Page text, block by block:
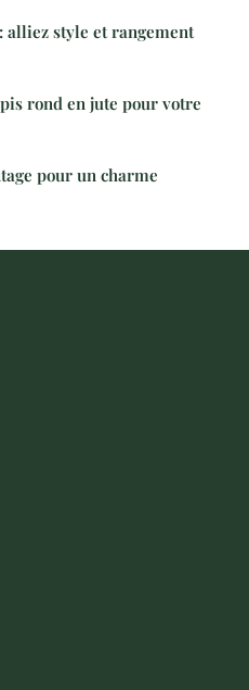
alliez style et rangement
rond en jute pour votre
pour un charme